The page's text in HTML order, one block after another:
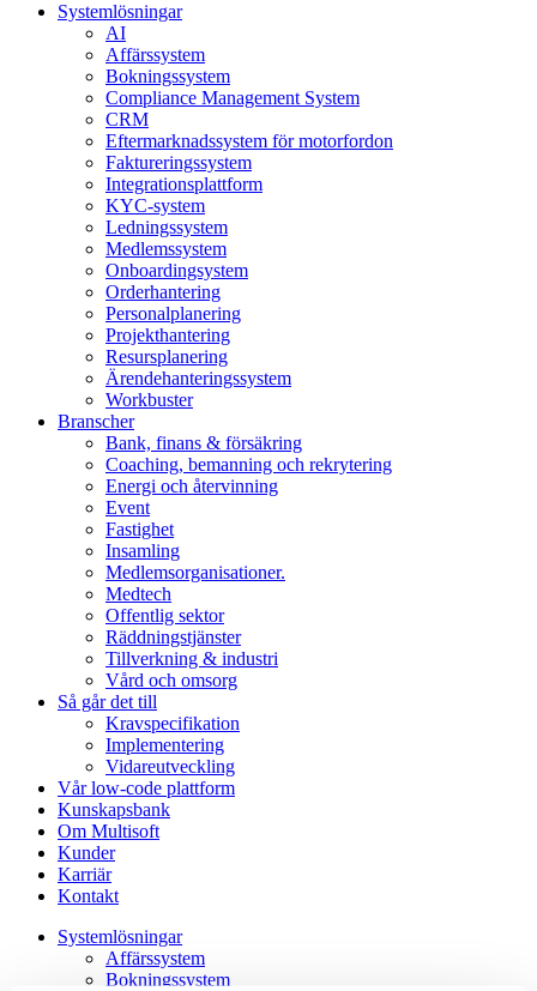
Systemlösningar
AI
Affärssystem
Bokningssystem
Compliance Management System
CRM
Eftermarknadssystem för motorfordon
Faktureringssystem
Integrationsplattform
KYC-system
Ledningssystem
Medlemssystem
Onboardingsystem
Orderhantering
Personalplanering
Projekthantering
Resursplanering
Ärendehanteringssystem
Workbuster
Branscher
Bank, finans & försäkring
Coaching, bemanning och rekrytering
Energi och återvinning
Event
Fastighet
Insamling
Medlemsorganisationer.
Medtech
Offentlig sektor
Räddningstjänster
Tillverkning & industri
Vård och omsorg
Så går det till
Kravspecifikation
Implementering
Vidareutveckling
Vår low-code plattform
Kunskapsbank
Om Multisoft
Kunder
Karriär
Kontakt
Systemlösningar
Affärssystem
Bokningssystem